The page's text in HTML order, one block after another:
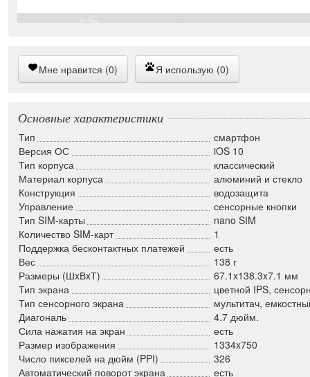
Мне нравится (0) Я использую (0)
Основные характеристики
Тип
смартфон
Версия ОС
iOS 10
Тип корпуса
классический
Материал корпуса
алюминий и стекло
Конструкция
водозащита
Управление
сенсорные кнопки
Тип SIM-карты
nano SIM
Количество SIM-карт
1
Поддержка бесконтактных платежей
есть
Вес
138 г
Размеры (ШxВxТ)
67.1x138.3x7.1 мм
Тип экрана
цветной IPS,
Тип сенсорного экрана
мультитач,
Диагональ
4.7 дюйм.
Сила нажатия на экран
есть
Размер изображения
1334x750
Число пикселей на дюйм (PPI)
326
Автоматический поворот экрана
есть